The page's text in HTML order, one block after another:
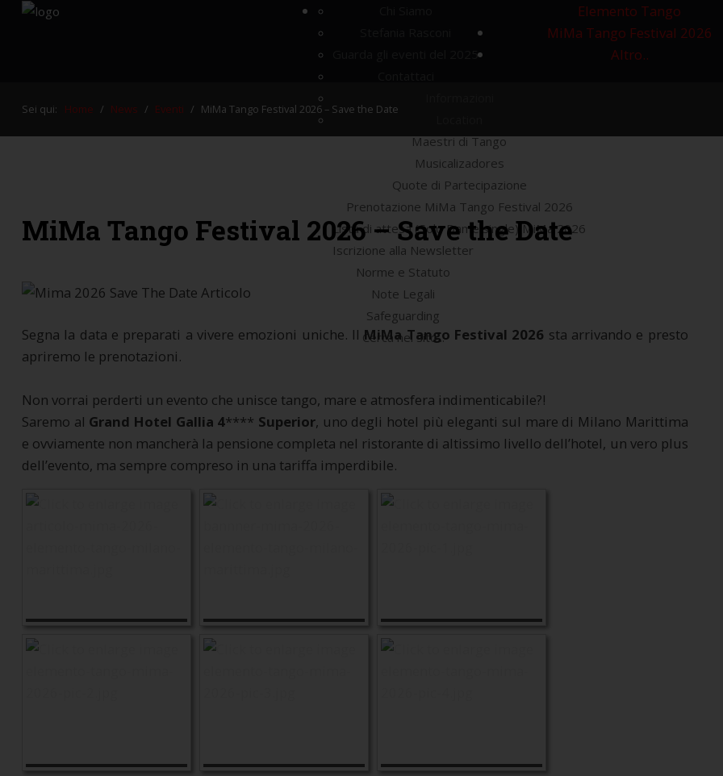
MiMa Tango Festival 2026
Elemento Tango
Guarda gli eventi del 2025
MiMa Tango Festival 2026
Maestri di Tango
Musicalizadores
Quote di Partecipazione
Prenotazione MiMa Tango Festival 2026
Lista di attesa (Solo Dame single) MiMa 2026
Altro..
Iscrizione alla Newsletter
Norme e Statuto
Note Legali
Safeguarding
Cerca nel sito...
Sei qui: Home / News / Eventi / MiMa Tango Festival 2026 – Save the Date
MiMa Tango Festival 2026 – Save the Date
Segna la data e preparati a vivere emozioni uniche. IlMiMa Tango Festival 2026 sta arrivando e presto
apriremo le prenotazioni.
Non vorrai perderti un evento che unisce tango, mare e atmosfera indimenticabile?!
Saremo al Grand Hotel Gallia 4**** Superior, uno degli hotel più eleganti sul mare di Milano Marittima
e ovviamente non mancherà la pensione completa nel ristorante di altissimo livello dell’hotel, un vero plus
dell’evento, ma sempre compreso in una tariffa imperdibile.